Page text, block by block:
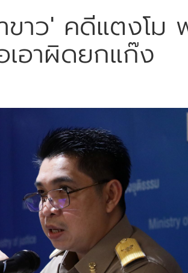
าว' คดีแตงโม
เอาผิดยกแก๊ง